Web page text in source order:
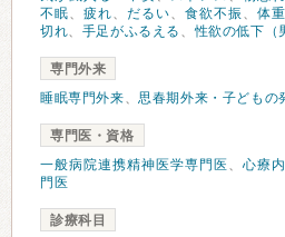
不眠、 疲れ、 だるい、 食欲不振 、 体
切れ、 手足がふるえる 、性欲の低下（
専門外来
睡眠専門外来、思春期外来・子どもの
専門医・資格
一般病院連携精神医学専門医 、 心療
門医
診療科目